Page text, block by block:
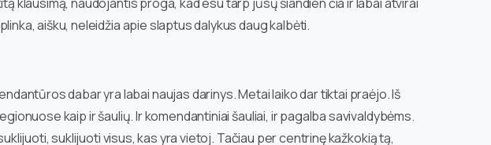
aišku, neleidžia apie slaptus dalykus daug kalbėti.
dabar yra labai naujas darinys. Metai laiko dar tiktai praėjo. Iš
kaip ir šaulių. Ir komendantiniai šauliai, ir pagalba savivaldybėms.
suklijuoti visus, kas yra vietoj. Tačiau per centrinę kažkokią tą,